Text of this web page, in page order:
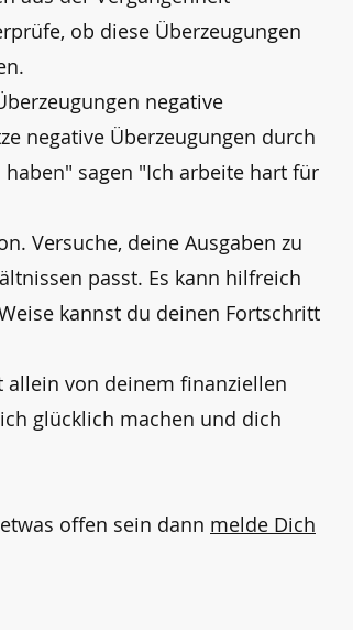
ob diese Überzeugungen
negative
negative Überzeugungen durch
sagen "Ich arbeite hart für
Versuche, deine Ausgaben zu
passt. Es kann hilfreich
kannst du deinen Fortschritt
allein von deinem finanziellen
glücklich machen und dich
offen sein dann melde Dich